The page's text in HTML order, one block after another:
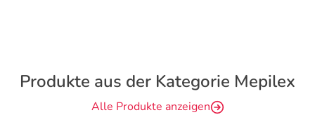
Produkte aus der Kategorie Mepilex
Alle Produkte anzeigen